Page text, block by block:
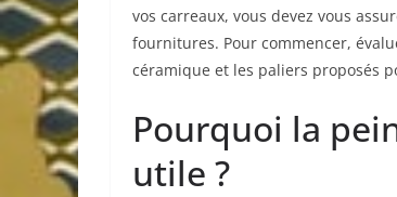
vos carreaux, vous devez vous
fournitures. Pour commencer,
céramique et les paliers proposés
Pourquoi la
utile ?